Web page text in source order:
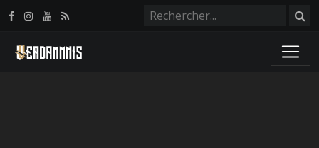
Panneau de gestion des cookies